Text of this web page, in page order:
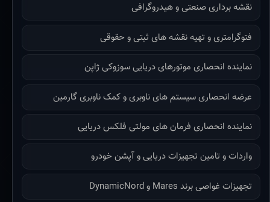
نقشه برداری صنعتی و هیدروگرافی
فتوگرامتری و تهیه نقشه های ثبتی و حقوقی
نماینده انحصاری موتورهای دریایی سوزوکی ژاپن
عرضه انحصاری سیستم های ناوبری و کمک ناوبری گارمین
نماینده انحصاری فرمان های مولتی فلکس دریایی
واردات و تامین تجهیزات دریایی و آپشن خودرو
تجهیزات غواصی برند Mares و DynamicNord